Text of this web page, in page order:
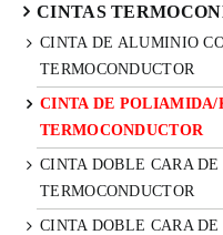
CINTAS
CINTA DE ALUMINIO
TERMOCONDUCTOR
CINTA DE POLIAMIDA/
TERMOCONDUCTOR
CINTA DOBLE CARA
TERMOCONDUCTOR
CINTA DOBLE CARA